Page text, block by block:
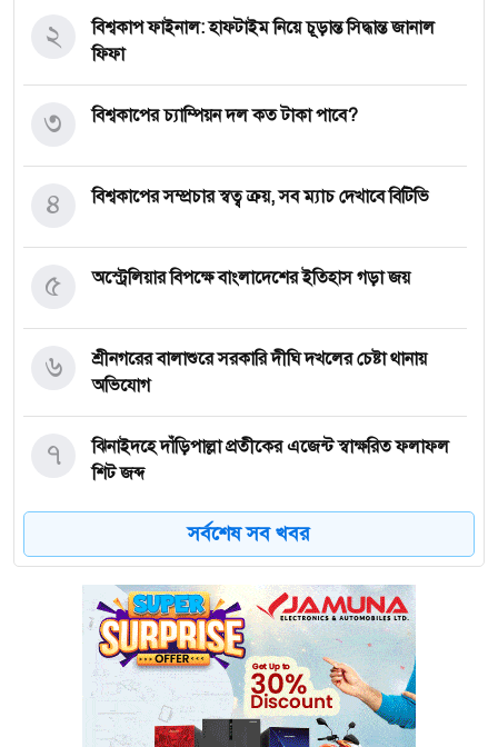
বিশ্বকাপ ফাইনাল: হাফটাইম নিয়ে চূড়ান্ত সিদ্ধান্ত জানাল
ফিফা
২
বিশ্বকাপের চ্যাম্পিয়ন দল কত টাকা পাবে?
৩
বিশ্বকাপের সম্প্রচার স্বত্ব ক্রয়, সব ম্যাচ দেখাবে বিটিভি
৪
অস্ট্রেলিয়ার বিপক্ষে বাংলাদেশের ইতিহাস গড়া জয়
৫
শ্রীনগরের বালাশুরে সরকারি দীঘি দখলের চেষ্টা থানায়
অভিযোগ
৬
ঝিনাইদহে দাঁড়িপাল্লা প্রতীকের এজেন্ট স্বাক্ষরিত ফলাফল
শিট জব্দ
৭
ত্রয়োদশ জাতীয় নির্বাচন, শান্তিপূর্ণ ও নিরপেক্ষ হোক
ইশরাকের আসনে ভোটকেন্দ্রে ঢুকে প্রিজাইডিং অফিসারের
ওপর হামলা বিএনপি নেতাকর্মীদের
অবরুদ্ধ জামায়াত নেতাকে উদ্ধার করলেন এনসিপি নেত্রী ডা.
মিতু
সর্বশেষ সব খবর